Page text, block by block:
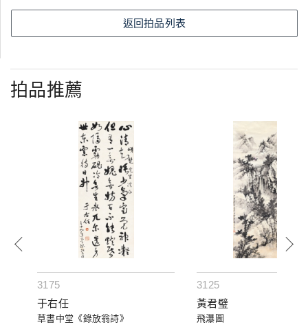
返回拍品列表
拍品推薦
3175
于右任
草書中堂《錄放翁詩》
3125
黃君璧
飛瀑圖